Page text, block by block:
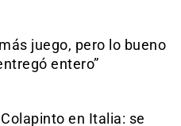
juego, pero lo bueno
entero”
en Italia: se